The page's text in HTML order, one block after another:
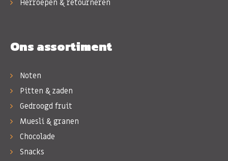
Herroepen & retourneren
Ons assortiment
Noten
Pitten & zaden
Gedroogd fruit
Muesli & granen
Chocolade
Snacks